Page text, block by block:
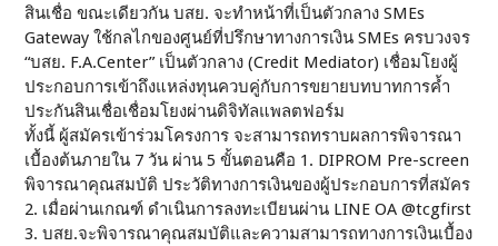
สินเชื่อ ขณะเดียวกัน บสย. จะทำหน้าที่เป็นตัวกลาง SMEs
Gateway ใช้กลไกของศูนย์ที่ปรึกษาทางการเงิน SMEs ครบวงจร
“บสย. F.A.Center” เป็นตัวกลาง (Credit Mediator) เชื่อมโยงผู้
ประกอบการเข้าถึงแหล่งทุนควบคู่กับการขยายบทบาทการค้ำ
ประกันสินเชื่อเชื่อมโยงผ่านดิจิทัลแพลตฟอร์ม
ทั้งนี้ ผู้สมัครเข้าร่วมโครงการ จะสามารถทราบผลการพิจารณา
เบื้องต้นภายใน 7 วัน ผ่าน 5 ขั้นตอนคือ 1. DIPROM Pre-screen
พิจารณาคุณสมบัติ ประวัติทางการเงินของผู้ประกอบการที่สมัคร
2. เมื่อผ่านเกณฑ์ ดำเนินการลงทะเบียนผ่าน LINE OA @tcgfirst
3. บสย.จะพิจารณาคุณสมบัติและความสามารถทางการเงินเบื้อง